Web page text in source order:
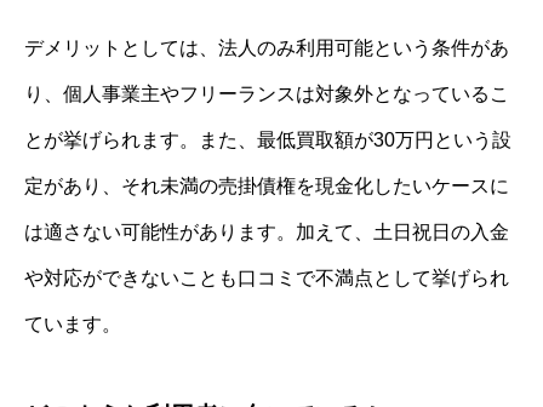
デメリットとしては、法人のみ利用可能という条件があ
り、個人事業主やフリーランスは対象外となっているこ
とが挙げられます。また、最低買取額が30万円という設
定があり、それ未満の売掛債権を現金化したいケースに
は適さない可能性があります。加えて、土日祝日の入金
や対応ができないことも口コミで不満点として挙げられ
ています。